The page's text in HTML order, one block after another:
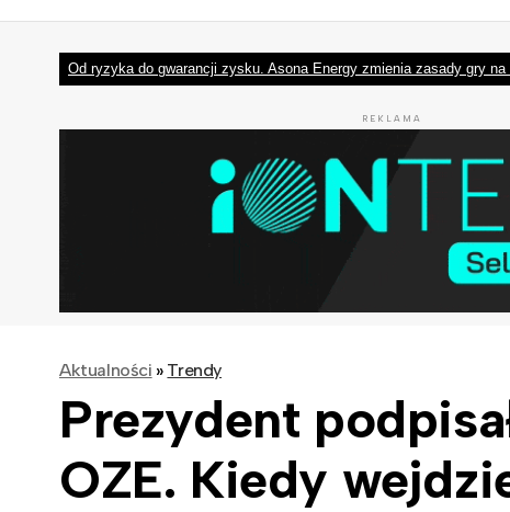
Od ryzyka do gwarancji zysku. Asona Energy zmienia zasady gry
REKLAMA
Aktualności » Trendy
Prezydent
OZE. Kiedy